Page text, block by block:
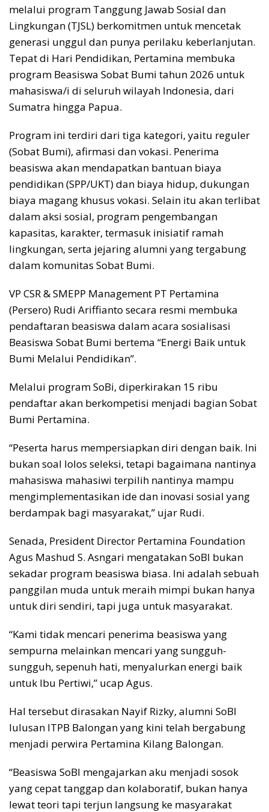
melalui program Tanggung Jawab Sosial dan
Lingkungan (TJSL) berkomitmen untuk mencetak
generasi unggul dan punya perilaku keberlanjutan.
Tepat di Hari Pendidikan, Pertamina membuka
program Beasiswa Sobat Bumi tahun 2026 untuk
mahasiswa/i di seluruh wilayah Indonesia, dari
Sumatra hingga Papua.
Program ini terdiri dari tiga kategori, yaitu reguler
(Sobat Bumi), afirmasi dan vokasi. Penerima
beasiswa akan mendapatkan bantuan biaya
pendidikan (SPP/UKT) dan biaya hidup, dukungan
biaya magang khusus vokasi. Selain itu akan terlibat
dalam aksi sosial, program pengembangan
kapasitas, karakter, termasuk inisiatif ramah
lingkungan, serta jejaring alumni yang tergabung
dalam komunitas Sobat Bumi.
VP CSR & SMEPP Management PT Pertamina
(Persero) Rudi Ariffianto secara resmi membuka
pendaftaran beasiswa dalam acara sosialisasi
Beasiswa Sobat Bumi bertema “Energi Baik untuk
Bumi Melalui Pendidikan”.
Melalui program SoBi, diperkirakan 15 ribu
pendaftar akan berkompetisi menjadi bagian Sobat
Bumi Pertamina.
“Peserta harus mempersiapkan diri dengan baik. Ini
bukan soal lolos seleksi, tetapi bagaimana nantinya
mahasiswa mahasiwi terpilih nantinya mampu
mengimplementasikan ide dan inovasi sosial yang
berdampak bagi masyarakat,” ujar Rudi.
Senada, President Director Pertamina Foundation
Agus Mashud S. Asngari mengatakan SoBI bukan
sekadar program beasiswa biasa. Ini adalah sebuah
panggilan muda untuk meraih mimpi bukan hanya
untuk diri sendiri, tapi juga untuk masyarakat.
“Kami tidak mencari penerima beasiswa yang
sempurna melainkan mencari yang sungguh-
sungguh, sepenuh hati, menyalurkan energi baik
untuk Ibu Pertiwi,” ucap Agus.
Hal tersebut dirasakan Nayif Rizky, alumni SoBI
lulusan ITPB Balongan yang kini telah bergabung
menjadi perwira Pertamina Kilang Balongan.
“Beasiswa SoBI mengajarkan aku menjadi sosok
yang cepat tanggap dan kolaboratif, bukan hanya
lewat teori tapi terjun langsung ke masyarakat